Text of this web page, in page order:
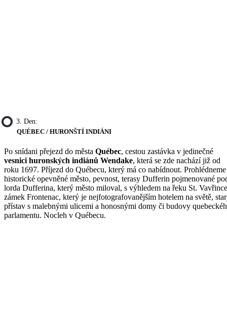
3. Den:
QUÉBEC / HURONŠTÍ INDIÁNI
Po snídani přejezd do města Québec, cestou zastávka v jedinečné
vesnici huronských indiánů Wendake, která se zde nachází již od
roku 1697. Příjezd do Québecu, který má co nabídnout.
historické opevněné město, pevnost, terasy Dufferin pojmenované
lorda Dufferina, který město miloval, s výhledem na řeku St.
zámek Frontenac, který je nejfotografovanějším hotelem na světě,
přístav s malebnými ulicemi a honosnými domy či budovy
parlamentu. Nocleh v Québecu.